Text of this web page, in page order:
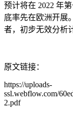
预计将在 2022 年
底率先在欧洲开展
者，初步无效分析
原文链接：
https://uploads-
ssl.webflow.com/
2.pdf